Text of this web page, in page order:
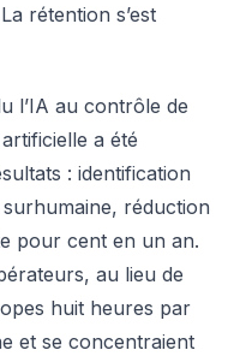
rétention s’est
l’IA au contrôle de
a été
: identification
réduction
pour cent en un an.
au lieu de
huit heures par
et se concentraient